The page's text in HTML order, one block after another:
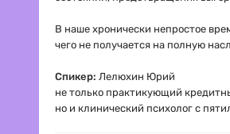
В наше хронически непростое
чего не получается на полную
Спикер: Лелюхин Юрий
не только практикующий
но и клинический психолог с